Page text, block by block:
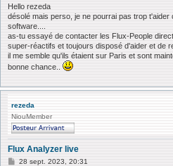
s
s
a
g
e
Hello rezeda
désolé mais perso, je ne pourrai pas trop
software....
as-tu essayé de contacter les Flux-People
super-réactifs et toujours disposé d'aider et de
il me semble qu'ils étaient sur Paris et sont
bonne chance..
rezeda
NiouMember
Flux Analyzer live
M28 sept. 2023, 20:31